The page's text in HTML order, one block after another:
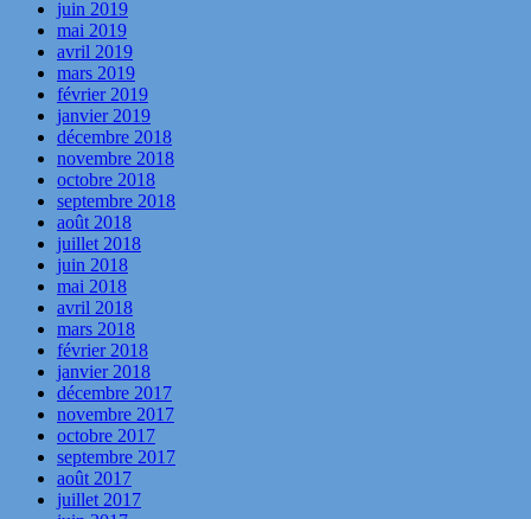
juin 2019
mai 2019
avril 2019
mars 2019
février 2019
janvier 2019
décembre 2018
novembre 2018
octobre 2018
septembre 2018
août 2018
juillet 2018
juin 2018
mai 2018
avril 2018
mars 2018
février 2018
janvier 2018
décembre 2017
novembre 2017
octobre 2017
septembre 2017
août 2017
juillet 2017